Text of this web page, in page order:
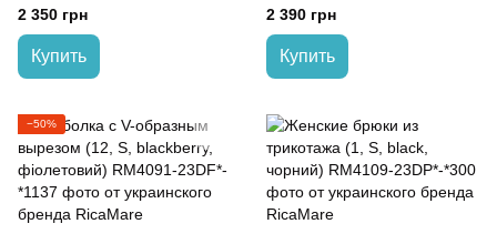
молочний)
2 350 грн
Купить
2 390 грн
Купить
−50%